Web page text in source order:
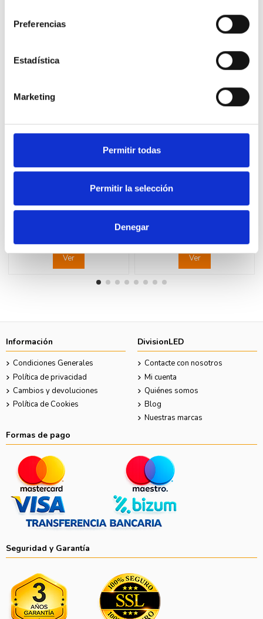
Preferencias
Estadística
Marketing
Permitir todas
Permitir la selección
Denegar
16 productos en la misma categoría:
inversor con visor 2 módulos
Ver
2x2P+TT lateral rojo LEGRAND
Ver
Información
Condiciones Generales
Política de privacidad
Cambios y devoluciones
Política de Cookies
DivisionLED
Contacte con nosotros
Mi cuenta
Quiénes somos
Blog
Nuestras marcas
Formas de pago
Seguridad y Garantía